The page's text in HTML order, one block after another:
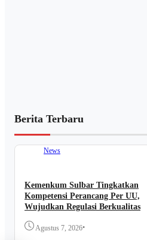
Berita Terbaru
News
Kemenkum Sulbar Tingkatkan
Kompetensi Perancang Per UU,
Wujudkan Regulasi Berkualitas
Agustus 7, 2026•